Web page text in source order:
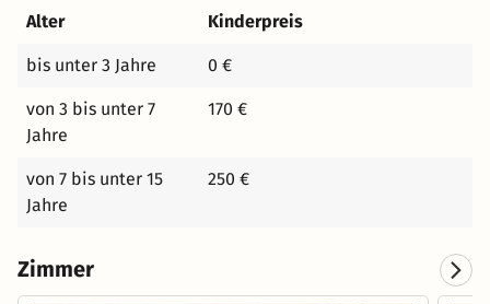
Alter
Kinderpreis
bis unter 3 Jahre 0 €
von 3 bis unter 7
Jahre
170 €
von 7 bis unter 15
Jahre
250 €
Zimmer